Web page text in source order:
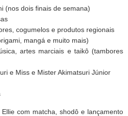
(nos dois finais de semana)
cogumelos e produtos regionais
mangá e muito mais)
artes marciais e taikô (tambores
e Miss e Mister Akimatsuri Júnior
com matcha, shodô e lançamento